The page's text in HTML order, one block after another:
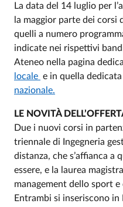
La data del 14 luglio per
la maggior parte dei corsi
quelli a numero
indicate nei rispettivi
Ateneo nella pagina
locale e in quella dedicata
nazionale.
LE NOVITÀ
Due i nuovi corsi in
triennale di Ingegneria
distanza, che s’affianca a
essere, e la laurea
management dello sport
Entrambi si inseriscono